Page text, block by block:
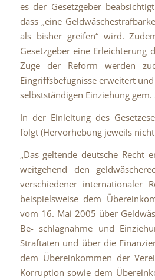
es der Gesetzgeber
dass „eine
als bisher greifen“ wird.
Gesetzgeber eine Erleichterung
Zuge der Reform werden
Eingriffsbefugnisse erweitert
selbstständigen Einziehung
In der Einleitung des
folgt (Hervorhebung jeweils
„Das geltende deutsche Recht
weitgehend den
verschiedener internationaler
beispielsweise dem
vom 16. Mai 2005 über
Be- schlagnahme und
Straftaten und über die
dem Übereinkommen der
Korruption sowie dem